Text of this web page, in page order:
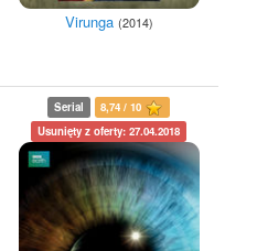
Virunga (2014)
Serial
8,74 / 10
Usunięty z oferty: 27.04.2018